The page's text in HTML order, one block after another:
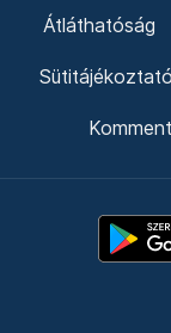
Átláthatóság
Sütitájékoztató